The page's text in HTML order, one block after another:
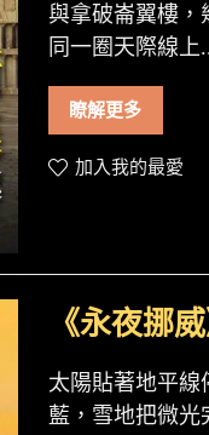
與拿破崙翼樓，
同一圈天際線上
瞭解更多
加入我的最愛
《永夜挪
太陽貼著地平線
藍，雪地把微光